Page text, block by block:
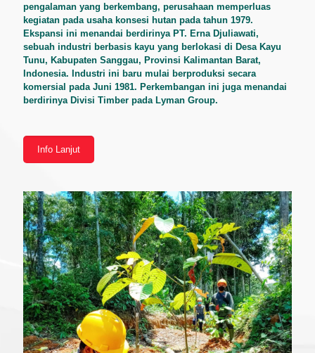
pengalaman yang berkembang, perusahaan memperluas
kegiatan pada usaha konsesi hutan pada tahun 1979.
Ekspansi ini menandai berdirinya PT. Erna Djuliawati,
sebuah industri berbasis kayu yang berlokasi di Desa Kayu
Tunu, Kabupaten Sanggau, Provinsi Kalimantan Barat,
Indonesia. Industri ini baru mulai berproduksi secara
komersial pada Juni 1981. Perkembangan ini juga menandai
berdirinya Divisi Timber pada Lyman Group.
Info Lanjut